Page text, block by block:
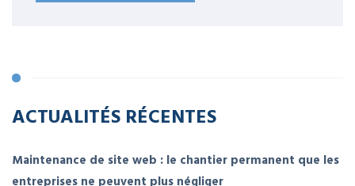
ACTUALITÉS RÉCENTES
Maintenance de site web : le chantier permanent que les
entreprises ne peuvent plus négliger